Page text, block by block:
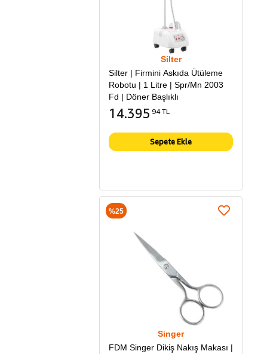
Silter
Silter | Firmini Askıda Ütüleme
Robotu | 1 Litre | Spr/Mn 2003
Fd | Döner Başlıklı
14.395 94 TL
Sepete Ekle
Singer
FDM Singer Dikiş Nakış Makası |
%25